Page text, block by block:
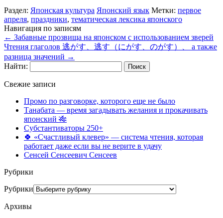
Раздел: Японская культура Японский язык Метки: первое
апреля, праздники, тематическая лексика японского
Навигация по записям
← Забавные прозвища на японском с использованием зверей
Чтения глаголов 逃がす、逃す（にがす、のがす）、 а также
разница значений →
Найти:
Свежие записи
Промо по разговорке, которого еще не было
Танабата — время загадывать желания и прокачивать
японский 🎋
Субстантиваторы 250+
🍀 «Счастливый клевер» — система чтения, которая
работает даже если вы не верите в удачу
Сенсей Сенсеевич Сенсеев
Рубрики
Рубрики
Архивы